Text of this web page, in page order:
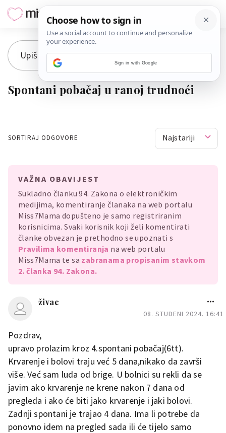
Spontani pobačaj u ranoj trudnoći
SORTIRAJ ODGOVORE Najstariji
VAŽNA OBAVIJEST
Sukladno članku 94. Zakona o elektroničkim
medijima, komentiranje članaka na web portalu
Miss7Mama dopušteno je samo registriranim
korisnicima. Svaki korisnik koji želi komentirati
članke obvezan je prethodno se upoznati s
Pravilima komentiranja na web portalu
Miss7Mama te sa zabranama propisanim stavkom
2. članka 94. Zakona.
živac
08. STUDENI 2024. 16:41
Pozdrav,
upravo prolazim kroz 4.spontani pobačaj(6tt).
Krvarenje i bolovi traju već 5 dana,nikako da završi
više. Već sam luda od brige. U bolnici su rekli da se
javim ako krvarenje ne krene nakon 7 dana od
pregleda i ako će biti jako krvarenje i jaki bolovi.
Zadnji spontani je trajao 4 dana. Ima li potrebe da
ponovno idem na pregled sada ili će tijelo samo
Sign in with Google